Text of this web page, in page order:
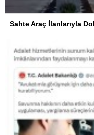
Sahte Araç İlanlarıyla